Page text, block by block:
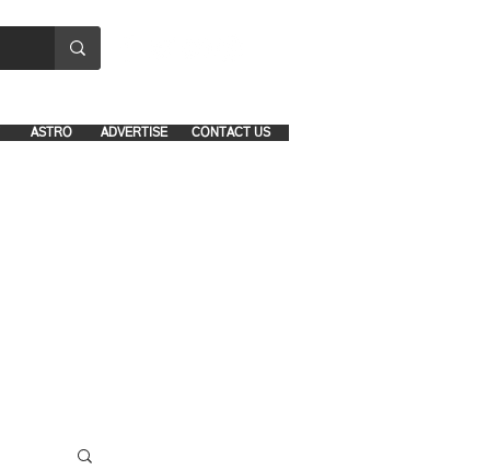
CONTACT US
ADVERTISE
ASTRO